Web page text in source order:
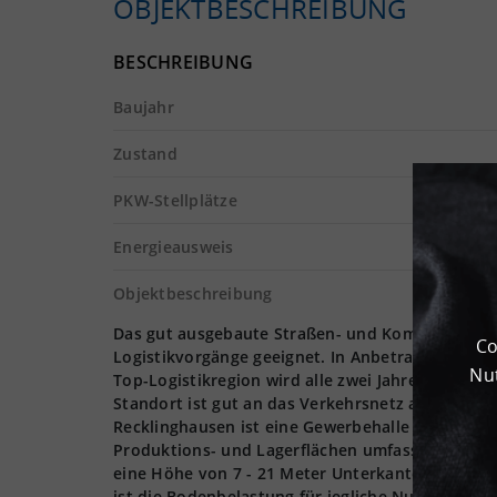
OBJEKTBESCHREIBUNG
BESCHREIBUNG
Baujahr
Zustand
PKW-Stellplätze
Energieausweis
Objektbeschreibung
Das gut ausgebaute Straßen- und
Logistikvorgänge geeignet. In Anbetracht der
Top-Logistikregion wird alle zwei Jahre von der
Standort ist gut an das Verkehrsnetz
Recklinghausen ist eine Gewerbehalle zur Miete
Produktions- und Lagerflächen umfassen
eine Höhe von 7 - 21 Meter Unterkante Binder